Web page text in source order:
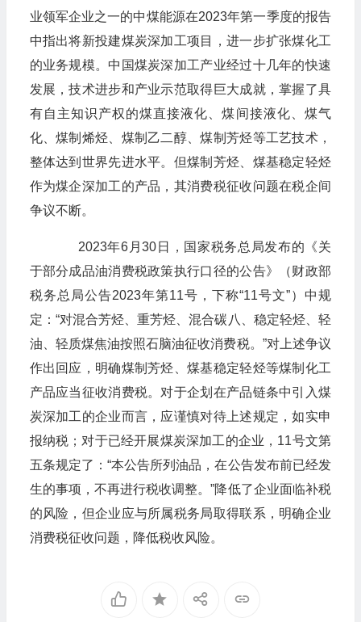
业领军企业之一的中煤能源在2023年第一季度的报告
中指出将新投建煤炭深加工项目，进一步扩张煤化工
的业务规模。中国煤炭深加工产业经过十几年的快速
发展，技术进步和产业示范取得巨大成就，掌握了具
有自主知识产权的煤直接液化、煤间接液化、煤气
化、煤制烯烃、煤制乙二醇、煤制芳烃等工艺技术，
整体达到世界先进水平。但煤制芳烃、煤基稳定轻烃
作为煤企深加工的产品，其消费税征收问题在税企间
争议不断。
2023年6月30日，国家税务总局发布的《关
于部分成品油消费税政策执行口径的公告》（财政部
税务总局公告2023年第11号，下称“11号文”）中规
定：“对混合芳烃、重芳烃、混合碳八、稳定轻烃、轻
油、轻质煤焦油按照石脑油征收消费税。”对上述争议
作出回应，明确煤制芳烃、煤基稳定轻烃等煤制化工
产品应当征收消费税。对于企划在产品链条中引入煤
炭深加工的企业而言，应谨慎对待上述规定，如实申
报纳税；对于已经开展煤炭深加工的企业，11号文第
五条规定了：“本公告所列油品，在公告发布前已经发
生的事项，不再进行税收调整。”降低了企业面临补税
的风险，但企业应与所属税务局取得联系，明确企业
消费税征收问题，降低税收风险。